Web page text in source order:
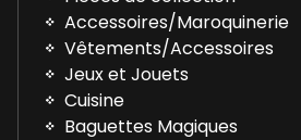
Accessoires/Maroquinerie
Vêtements/Accessoires
Jeux et Jouets
Cuisine
Baguettes Magiques